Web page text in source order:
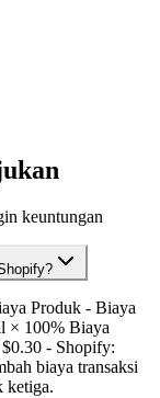
keuntungan
Produk - Biaya
× 100% Biaya
- Shopify:
biaya transaksi
ketiga.